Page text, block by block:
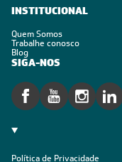
INSTITUCIONAL
Quem Somos
Trabalhe conosco
Blog
SIGA-NOS
Política de Privacidade